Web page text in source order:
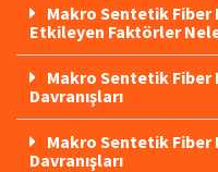
Makro Sentetik Fiber
Etkileyen Faktörler
Makro Sentetik Fiber
Davranışları
Makro Sentetik Fiber
Davranışları